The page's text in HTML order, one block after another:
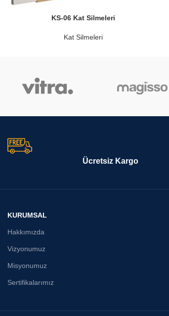
KS-06 Kat Silmeleri
Kat Silmeleri
Ücretsiz Kargo
KURUMSAL
Hakkımızda
Vizyonumuz
Misyonumuz
Sertifikalarımız